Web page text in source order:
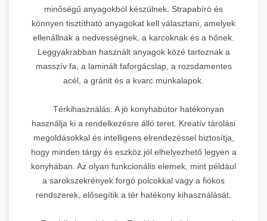
minőségű anyagokból készülnek. Strapabíró és
könnyen tisztítható anyagokat kell választani, amelyek
ellenállnak a nedvességnek, a karcoknak és a hőnek.
Leggyakrabban használt anyagok közé tartoznak a
masszív fa, a laminált faforgácslap, a rozsdamentes
acél, a gránit és a kvarc munkalapok.
Térkihasználás: A jó konyhabútor hatékonyan
használja ki a rendelkezésre álló teret. Kreatív tárolási
megoldásokkal és intelligens elrendezéssel biztosítja,
hogy minden tárgy és eszköz jól elhelyezhető legyen a
konyhában. Az olyan funkcionális elemek, mint például
a sarokszekrények forgó polcokkal vagy a fiókos
rendszerek, elősegítik a tér hatékony kihasználását.